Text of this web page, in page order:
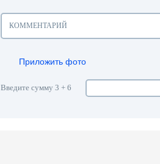
Приложить фото
Введите сумму 3 + 6